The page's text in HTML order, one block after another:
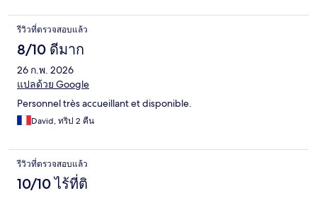
รีวิวที่ตรวจสอบแล้ว
8/10 ดีมาก
26 ก.พ. 2026
แปลด้วย Google
Personnel très accueillant et disponible.
David, ทริป 2 คืน
รีวิวที่ตรวจสอบแล้ว
10/10 ไร้ที่ติ